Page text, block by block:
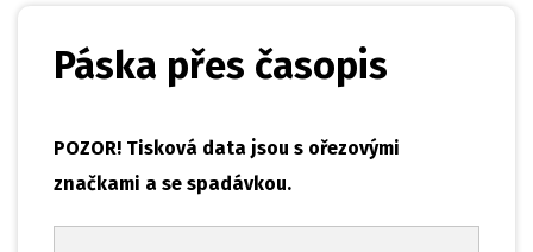
Páska přes časopis
POZOR! Tisková data jsou s ořezovými
značkami a se spadávkou.